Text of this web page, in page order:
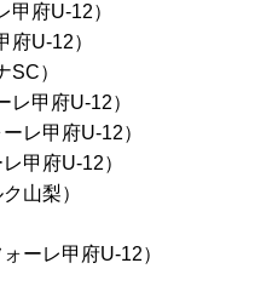
府U-12）
U-12）
SC）
甲府U-12）
レ甲府U-12）
甲府U-12）
山梨）
ーレ甲府U-12）